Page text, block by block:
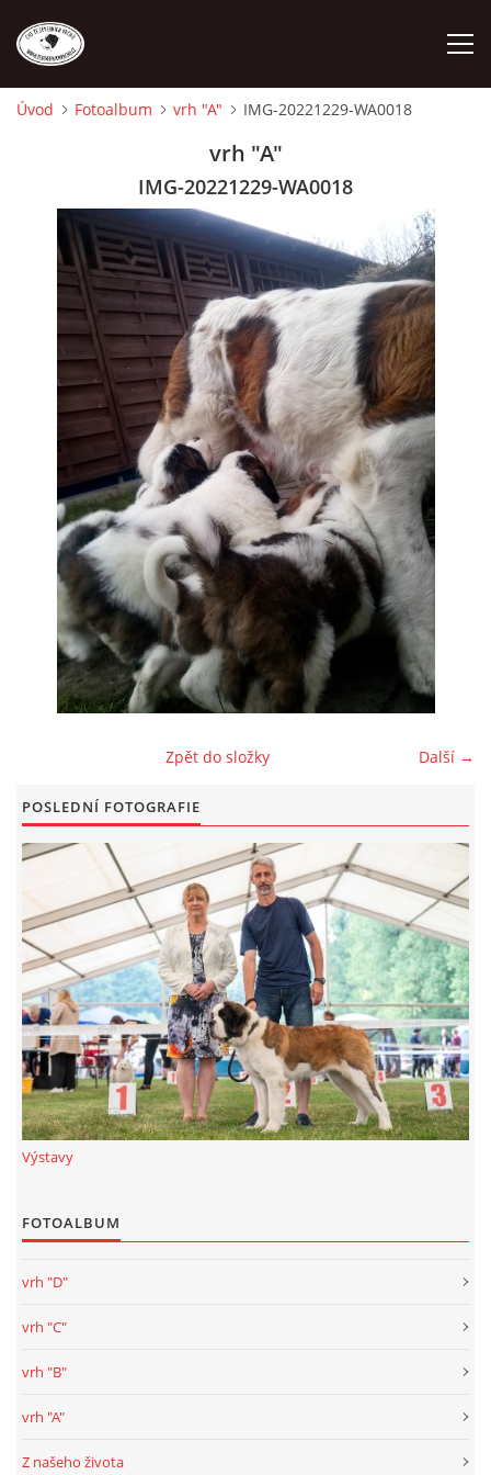
STANDARD
VÝSTAVNÍ ÚSPĚCHY NAŠÍ CHS
FOTOALBUM
ODKAZY
KONTAKT
Úvod Fotoalbum vrh "A" IMG-20221229-WA0018
vrh "A"
IMG-20221229-WA0018
Další →
Zpět do složky
POSLEDNÍ FOTOGRAFIE
Výstavy
FOTOALBUM
vrh "D"
vrh "C"
vrh "B"
vrh "A"
Z našeho života